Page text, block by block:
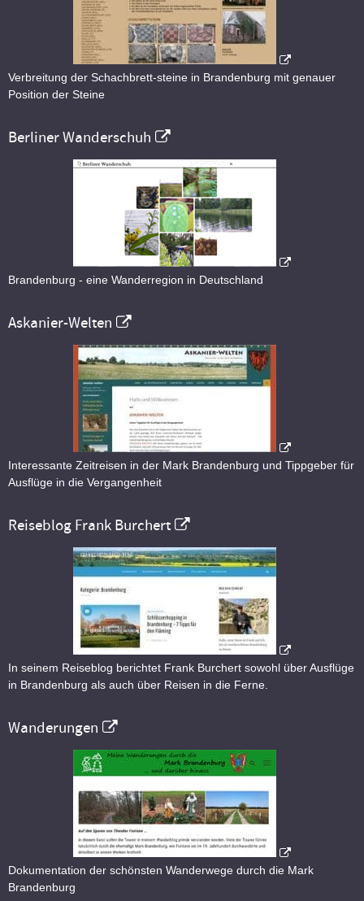
Verbreitung der Schachbrett-steine in Brandenburg mit genauer
Position der Steine
Berliner Wanderschuh
Brandenburg - eine Wanderregion in Deutschland
Askanier-Welten
Interessante Zeitreisen in der Mark Brandenburg und Tippgeber für
Ausflüge in die Vergangenheit
Reiseblog Frank Burchert
In seinem Reiseblog berichtet Frank Burchert sowohl über Ausflüge
in Brandenburg als auch über Reisen in die Ferne.
Wanderungen
Dokumentation der schönsten Wanderwege durch die Mark
Brandenburg